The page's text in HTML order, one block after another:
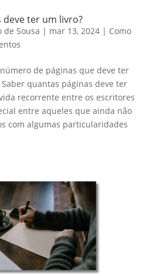
deve ter um livro?
de Sousa | mar 13, 2024| Como
de páginas que deve ter
quantas páginas deve ter
recorrente entre os escritores
entre aqueles que ainda não
com algumas particularidades